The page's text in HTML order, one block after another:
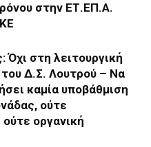
στην ΕΤ.ΕΠ.Α.
Όχι στη λειτουργική
Δ.Σ. Λουτρού – Να
καμία υποβάθμιση
ούτε
ούτε οργανική